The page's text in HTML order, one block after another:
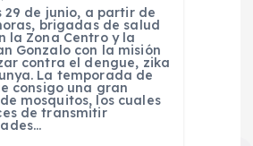
29 de junio, a partir de
brigadas de salud
la Zona Centro y la
Gonzalo con la misión
contra el dengue, zika
La temporada de
consigo una gran
mosquitos, los cuales
de transmitir